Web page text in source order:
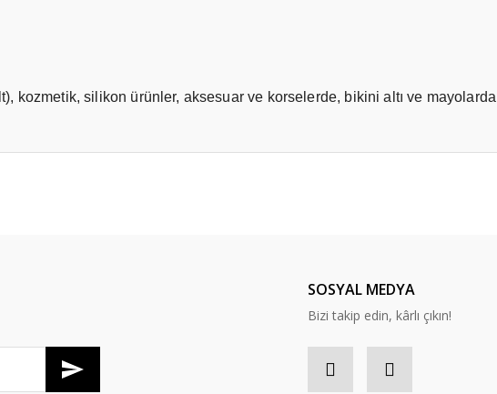
kozmetik, silikon ürünler, aksesuar ve korselerde, bikini altı ve
SOSYAL MEDYA
Bizi takip edin, kârlı çıkın!